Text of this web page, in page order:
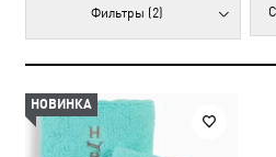
Фильтры (2)
НОВИНКА